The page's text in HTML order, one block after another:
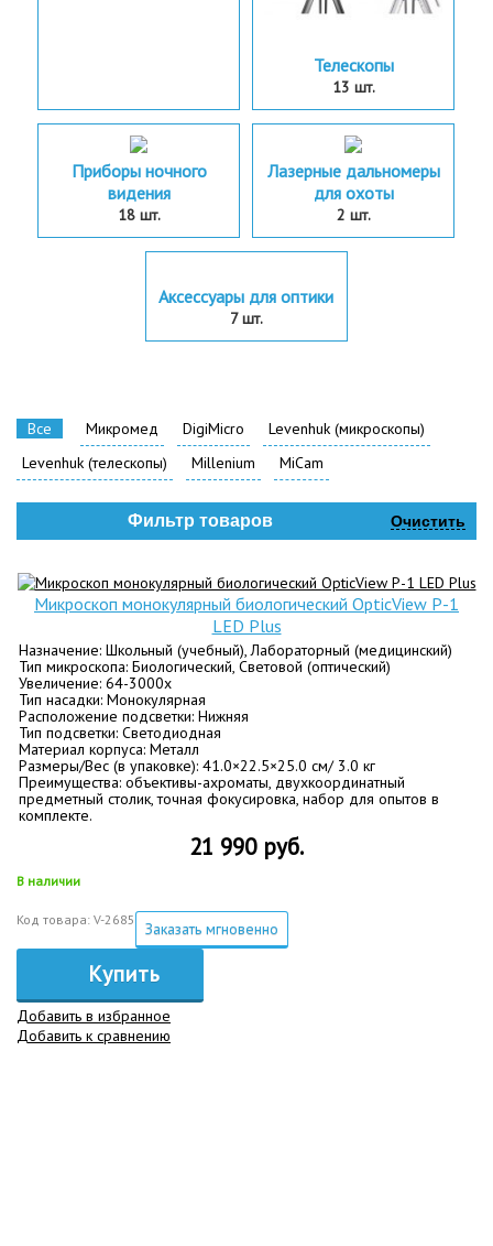
Телескопы
13 шт.
Приборы ночного
видения
18 шт.
Лазерные дальномеры
для охоты
2 шт.
Аксессуары для оптики
7 шт.
Все Микромед DigiMicro
Levenhuk (микроскопы)
Levenhuk (телескопы)
Millenium MiCam
Фильтр товаров Очистить
Микроскоп монокулярный биологический OpticView Р-1
LED Plus
Назначение: Школьный (учебный), Лабораторный (медицинский)
Тип микроскопа: Биологический, Световой (оптический)
Увеличение: 64-3000х
Тип насадки: Монокулярная
Расположение подсветки: Нижняя
Тип подсветки: Светодиодная
Материал корпуса: Металл
Размеры/Вес (в упаковке): 41.0×22.5×25.0 см/ 3.0 кг
Преимущества: объективы-ахроматы, двухкоординатный
предметный столик, точная фокусировка, набор для опытов в
комплекте.
21 990 руб.
В наличии
Код товара: V-2685 Заказать мгновенно
Купить
Добавить в избранное
Добавить к сравнению